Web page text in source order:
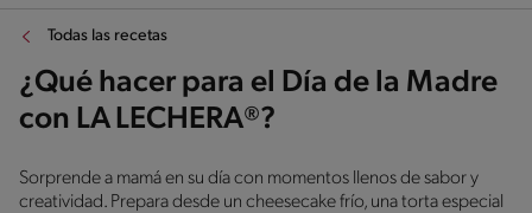
Todas las recetas
¿Qué hacer para el Día de la Madre
con LA LECHERA®?
Sorprende a mamá en su día con momentos llenos de sabor y
creatividad. Prepara desde un cheesecake frío, una torta especial